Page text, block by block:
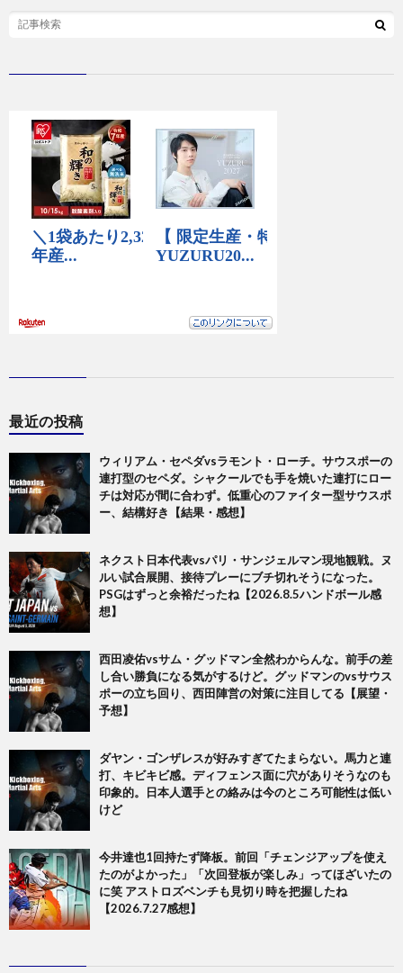
最近の投稿
ウィリアム・セペダvsラモント・ローチ。サウスポーの
連打型のセペダ。シャクールでも手を焼いた連打にロー
チは対応が間に合わず。低重心のファイター型サウスポ
ー、結構好き【結果・感想】
ネクスト日本代表vsパリ・サンジェルマン現地観戦。ヌ
ルい試合展開、接待プレーにブチ切れそうになった。
PSGはずっと余裕だったね【2026.8.5ハンドボール感
想】
西田凌佑vsサム・グッドマン全然わからんな。前手の差
し合い勝負になる気がするけど。グッドマンのvsサウス
ポーの立ち回り、西田陣営の対策に注目してる【展望・
予想】
ダヤン・ゴンザレスが好みすぎてたまらない。馬力と連
打、キビキビ感。ディフェンス面に穴がありそうなのも
印象的。日本人選手との絡みは今のところ可能性は低い
けど
今井達也1回持たず降板。前回「チェンジアップを使え
たのがよかった」「次回登板が楽しみ」ってほざいたの
に笑 アストロズベンチも見切り時を把握したね
【2026.7.27感想】